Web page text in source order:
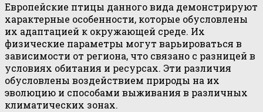
Европейские птицы данного вида демонстрируют
характерные особенности, которые обусловлены
их адаптацией к окружающей среде. Их
физические параметры могут варьироваться в
зависимости от региона, что связано с разницей в
условиях обитания и ресурсах. Эти различия
обусловлены воздействием природы на их
эволюцию и способами выживания в различных
климатических зонах.